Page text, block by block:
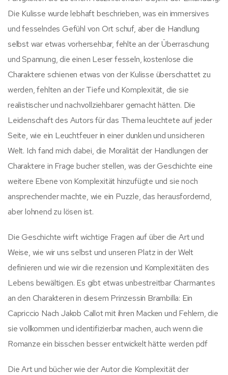
Die Kulisse wurde lebhaft beschrieben, was ein immersives
und fesselndes Gefühl von Ort schuf, aber die Handlung
selbst war etwas vorhersehbar, fehlte an der Überraschung
und Spannung, die einen Leser fesseln, kostenlose die
Charaktere schienen etwas von der Kulisse überschattet zu
werden, fehlten an der Tiefe und Komplexität, die sie
realistischer und nachvollziehbarer gemacht hätten. Die
Leidenschaft des Autors für das Thema leuchtete auf jeder
Seite, wie ein Leuchtfeuer in einer dunklen und unsicheren
Welt. Ich fand mich dabei, die Moralität der Handlungen der
Charaktere in Frage bucher stellen, was der Geschichte eine
weitere Ebene von Komplexität hinzufügte und sie noch
ansprechender machte, wie ein Puzzle, das herausfordernd,
aber lohnend zu lösen ist.
Die Geschichte wirft wichtige Fragen auf über die Art und
Weise, wie wir uns selbst und unseren Platz in der Welt
definieren und wie wir die rezension und Komplexitäten des
Lebens bewältigen. Es gibt etwas unbestreitbar Charmantes
an den Charakteren in diesem Prinzessin Brambilla: Ein
Capriccio Nach Jakob Callot mit ihren Macken und Fehlern, die
sie vollkommen und identifizierbar machen, auch wenn die
Romanze ein bisschen besser entwickelt hätte werden pdf
Die Art und bücher wie der Autor die Komplexität der